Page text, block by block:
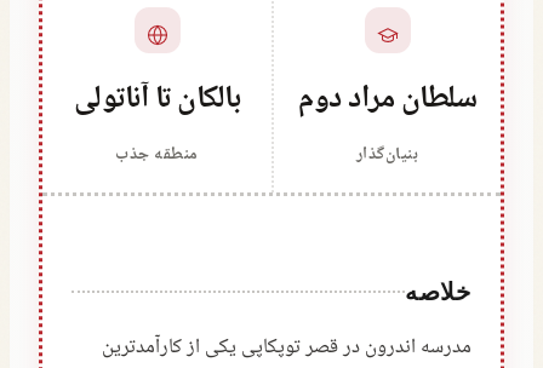
سلطان مراد دوم
بنیان‌گذار
بالکان تا آناتولی
منطقه جذب
خلاصه
مدرسه اندرون در قصر توپکاپی یکی از کارآمدترین